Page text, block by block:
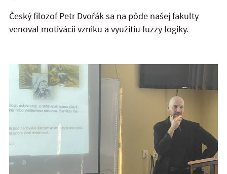
Český filozof Petr Dvořák sa na pôde našej fakulty
venoval motivácii vzniku a využitiu fuzzy logiky.